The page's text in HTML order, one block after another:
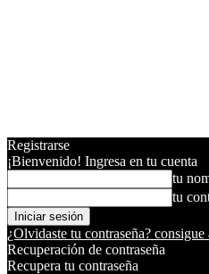
Registrarse
¡Bienvenido! Ingresa en tu cuenta
tu
tu
¿Olvidaste tu contraseña? consigue
Recuperación de contraseña
Recupera tu contraseña